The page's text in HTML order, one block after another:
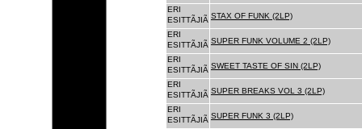
ERI
ESITTÃJIÃ STAX OF FUNK (2LP)
ERI
ESITTÃJIÃ SUPER FUNK VOLUME 2 (2LP)
ERI
ESITTÃJIÃ SWEET TASTE OF SIN (2LP)
ERI
ESITTÃJIÃ SUPER BREAKS VOL 3 (2LP)
ERI
ESITTÃJIÃ SUPER FUNK 3 (2LP)